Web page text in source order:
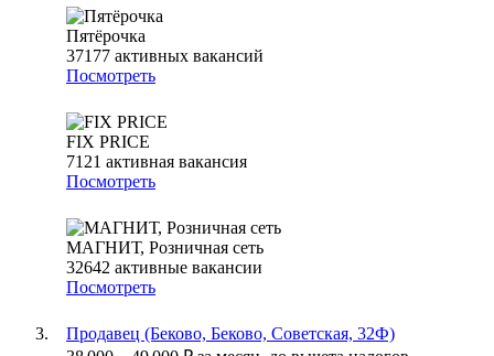
Пятёрочка
37177 активных вакансий
Посмотреть
FIX PRICE
7121 активная вакансия
Посмотреть
МАГНИТ, Розничная сеть
32642 активные вакансии
Посмотреть
Продавец (Беково, Беково, Советская, 32Ф)